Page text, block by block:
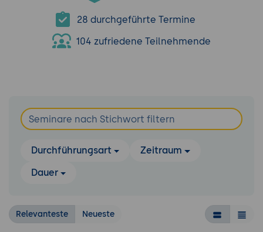
28 durchgeführte Termine
104 zufriedene Teilnehmende
Durchführungsart
Zeitraum
Dauer
Relevanteste Neueste